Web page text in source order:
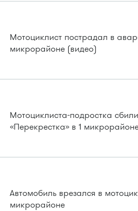
Мотоциклист пострадал в
микрорайоне (видео)
Мотоциклиста-подростка
«Перекрестка» в 1
Автомобиль врезался в
микрорайоне